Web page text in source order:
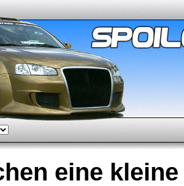
eine kleine